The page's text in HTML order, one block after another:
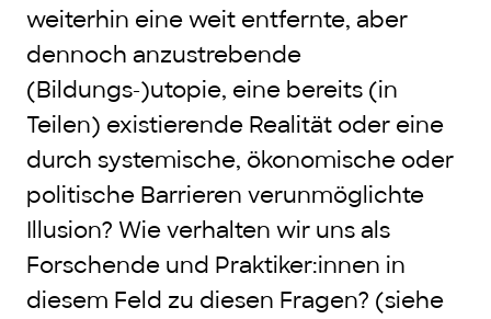
weiterhin eine weit entfernte, aber
dennoch anzustrebende
(Bildungs-)utopie, eine bereits (in
Teilen) existierende Realität oder eine
durch systemische, ökonomische oder
politische Barrieren verunmöglichte
Illusion? Wie verhalten wir uns als
Forschende und Praktiker:innen in
diesem Feld zu diesen Fragen? (siehe